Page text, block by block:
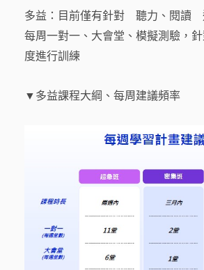
多益：目前僅有針對 聽力、閱讀
每周一對一、大會堂、模擬測驗，
度進行訓練
▼多益課程大綱、每周建議頻率